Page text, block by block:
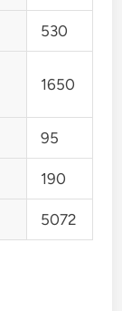
530
1650
95
190
5072